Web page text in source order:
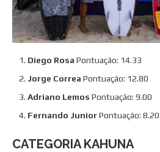
Diego Rosa Pontuação: 14.33
Jorge Correa Pontuação: 12.80
Adriano Lemos Pontuação: 9.00
Fernando JuniorPontuação: 8.20
CATEGORIA KAHUNA